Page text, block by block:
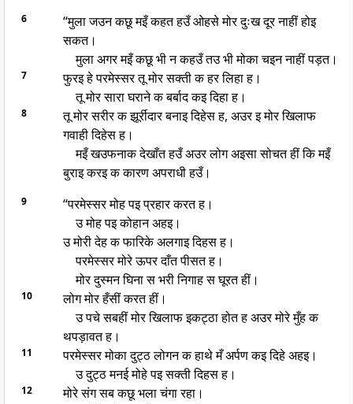
6
“मुला जउन कछू मइँ कहत हउँ ओहसे मोर दुःख दूर नाहीं होइ
सकत।
मुला अगर मइँ कछू भी न कहउँ तउ भी मोका चइन नाहीं पड़त।
7
फुरइ हे परमेस्सर तू मोर सक्ती क हर लिहा ह।
तू मोर सारा घराने क बर्बाद कइ दिहा ह।
8
तू मोर सरीर क झूर्रीदार बनाइ दिहेस ह, अउर इ मोर खिलाफ
गवाही दिहेस ह।
मइँ खउफनाक देखाँत हउँ अउर लोग अइसा सोचत हीं कि मइँ
बुराइ करइ क कारण अपराधी हउँ।
9
“परमेस्सर मोह पइ प्रहार करत ह।
उ मोह पइ कोहान अहइ।
उ मोरी देह क फारिके अलगाइ दिहस ह।
परमेस्सर मोरे ऊपर दाँत पीसत ह।
मोर दुस्मन घिना स भरी निगाह स घूरत हीं।
10
लोग मोर हँसीं करत हीं।
उ पचे सबहीं मोर खिलाफ इकट्ठा होत ह अउर मोरे मुँह क
थपड़ावत ह।
11
परमेस्सर मोका दुट्ठ लोगन क हाथे मँ अर्पण कइ दिहे अहइ।
उ दुट्ठ मनई मोहे पइ सक्ती दिहस ह।
12
मोरे संग सब कछू भला चंगा रहा।